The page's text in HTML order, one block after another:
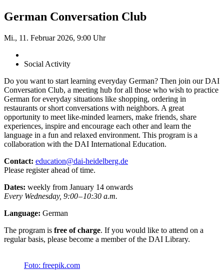
German Conversation Club
Mi., 11. Februar 2026, 9:00 Uhr
Social Activity
Do you want to start learning everyday German? Then join our DAI
Conversation Club, a meeting hub for all those who wish to practice
German for everyday situations like shopping, ordering in
restaurants or short conversations with neighbors. A great
opportunity to meet like-minded learners, make friends, share
experiences, inspire and encourage each other and learn the
language in a fun and relaxed environment. This program is a
collaboration with the DAI International Education.
Contact: education@dai-heidelberg.de
Please register ahead of time.
Dates: weekly from January 14 onwards
Every Wednesday, 9:00 – 10:30 a.m.
Language: German
The program is free of charge. If you would like to attend on a
regular basis, please become a member of the DAI Library.
Foto: freepik.com